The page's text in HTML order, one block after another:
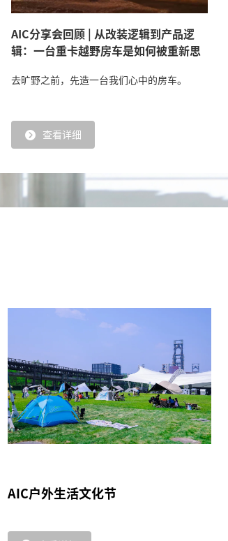
AIC分享会回顾 | 从改装逻辑到产品逻
辑：一台重卡越野房车是如何被重新思
去旷野之前，先造一台我们心中的房车。
查看详细
AIC户外生活文化节